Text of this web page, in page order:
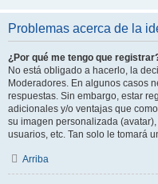
Problemas acerca de la
¿Por qué me tengo que
No está obligado a hacerlo, la
Moderadores. En algunos casos
respuestas. Sin embargo, estar
adicionales y/o ventajas que
su imagen personalizada
usuarios, etc. Tan solo le tomará
Arriba